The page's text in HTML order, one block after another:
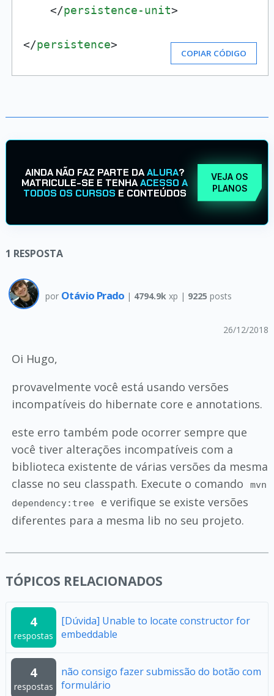
</persistence-unit>
</persistence>
COPIAR CÓDIGO
AINDA NÃO FAZ PARTE DAALURA?
MATRICULE-SE E TENHAACESSO A
TODOS OS CURSOS E CONTEÚDOS
VEJA OS
PLANOS
1 RESPOSTA
por Otávio Prado | 4794.9k xp | 9225 posts
26/12/2018
Oi Hugo,
provavelmente você está usando versões
incompatíveis do hibernate core e annotations.
este erro também pode ocorrer sempre que
você tiver alterações incompatíveis com a
biblioteca existente de várias versões da mesma
classe no seu classpath. Execute o comando
mvn
dependency:tree
e verifique se existe versões
diferentes para a mesma lib no seu projeto.
TÓPICOS RELACIONADOS
4
respostas
[Dúvida] Unable to locate constructor for
embeddable
4
respostas
não consigo fazer submissão do botão com
formulário